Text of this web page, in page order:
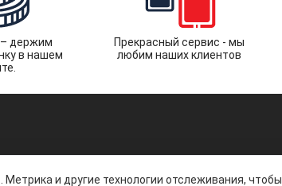
держим
в нашем
Прекрасный сервис - мы
любим наших клиентов
и другие технологии отслеживания, чтобы